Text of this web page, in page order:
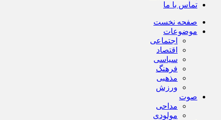
تماس با ما
صفحه نخست
موضوعات
اجتماعی
اقتصاد
سیاسی
فرهنگ
مذهبی
ورزش
صوت
مداحی
مولودی